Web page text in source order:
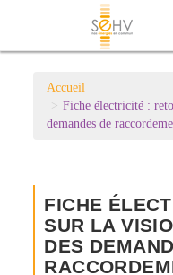
Accueil
Fiche électricité :
demandes de
FICHE
SUR LA
DES